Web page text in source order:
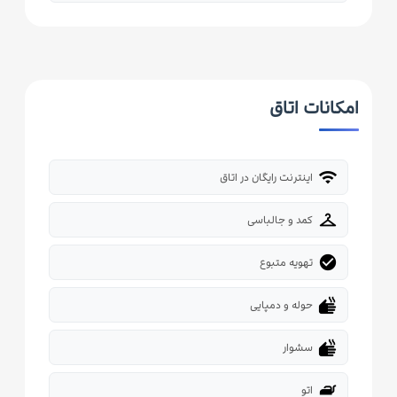
امکانات اتاق
wifi اینترنت رایگان در اتاق
checkroom کمد و جالباسی
check_circle تهویه متبوع
dry حوله و دمپایی
dry سشوار
iron اتو